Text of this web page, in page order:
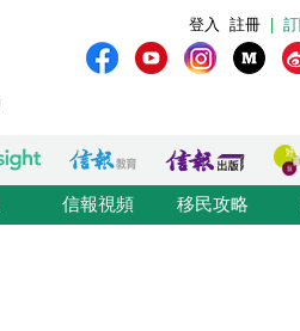
註冊
登入
信報視頻 移民攻略